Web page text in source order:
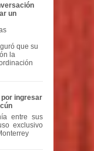
un
que su
la
por ingresar
entre sus
exclusivo